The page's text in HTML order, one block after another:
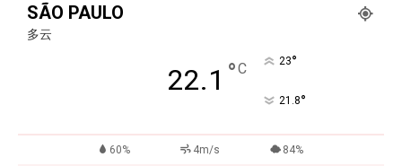
SÃO PAULO
多云
22.1 °C 23°
21.8°
60% 4m/s 84%